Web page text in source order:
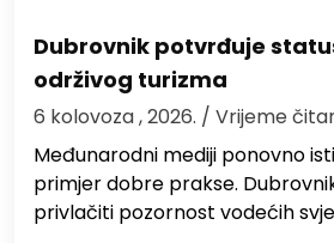
Dubrovnik potvrđuje
održivog turizma
6 kolovoza , 2026. / Vrijeme
Međunarodni mediji ponovno
primjer dobre prakse.
privlačiti pozornost vodećih